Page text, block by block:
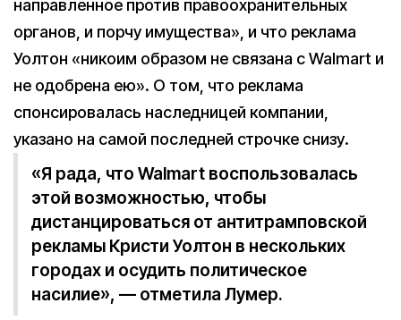
направленное против правоохранительных
органов, и порчу имущества», и что реклама
Уолтон «никоим образом не связана с Walmart и
не одобрена ею». О том, что реклама
спонсировалась наследницей компании,
указано на самой последней строчке снизу.
«Я рада, что Walmart воспользовалась
этой возможностью, чтобы
дистанцироваться от антитрамповской
рекламы Кристи Уолтон в нескольких
городах и осудить политическое
насилие», — отметила Лумер.